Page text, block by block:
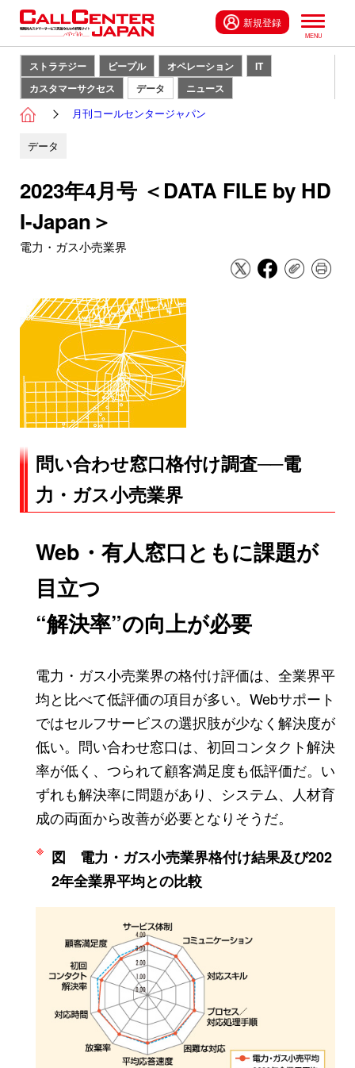
新規登録
ストラテジー ピープル オペレーション
IT
カスタマーサクセス
データ ニュース
月刊コールセンタージャパン
データ
2023年4月号 ＜DATA FILE by HD
I-Japan＞
電力・ガス小売業界
問い合わせ窓口格付け調査──電
力・ガス小売業界
Web・有人窓口ともに課題が
目立つ
“解決率”の向上が必要
電力・ガス小売業界の格付け評価は、全業界平
均と比べて低評価の項目が多い。Webサポート
ではセルフサービスの選択肢が少なく解決度が
低い。問い合わせ窓口は、初回コンタクト解決
率が低く、つられて顧客満足度も低評価だ。い
ずれも解決率に問題があり、システム、人材育
成の両面から改善が必要となりそうだ。
図 電力・ガス小売業界格付け結果及び202
2年全業界平均との比較